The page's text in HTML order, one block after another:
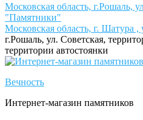
Московская область, г.Рошаль,
"Памятники"
Московская область, г. Шатура ,
г.Рошаль, ул. Советская,
территории автостоянки
Вечность
Интернет-магазин памятников